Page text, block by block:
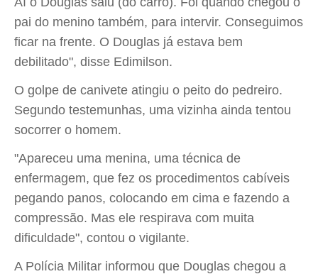
pai do menino também, para intervir. Conseguimos
ficar na frente. O Douglas já estava bem
debilitado", disse Edimilson.
O golpe de canivete atingiu o peito do pedreiro.
Segundo testemunhas, uma vizinha ainda tentou
socorrer o homem.
"Apareceu uma menina, uma técnica de
enfermagem, que fez os procedimentos cabíveis
pegando panos, colocando em cima e fazendo a
compressão. Mas ele respirava com muita
dificuldade", contou o vigilante.
A Polícia Militar informou que Douglas chegou a